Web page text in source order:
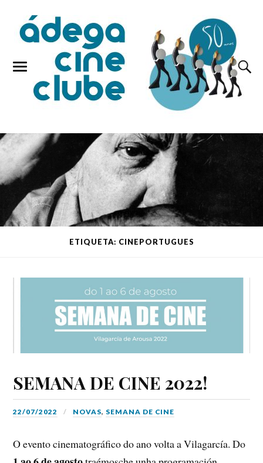
ETIQUETA: CINEPORTUGUES
SEMANA DE CINE 2022!
22/07/2022 NOVAS, SEMANA DE CINE
O evento cinematográfico do ano volta a Vilagarcía. Do